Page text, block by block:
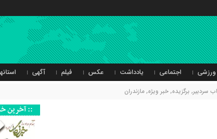
ورزشی اجتماعی یادداشت عکس فیلم آگهی
سردبیر, برگزیده, خبر ویژه, مازندران
:: آخرین